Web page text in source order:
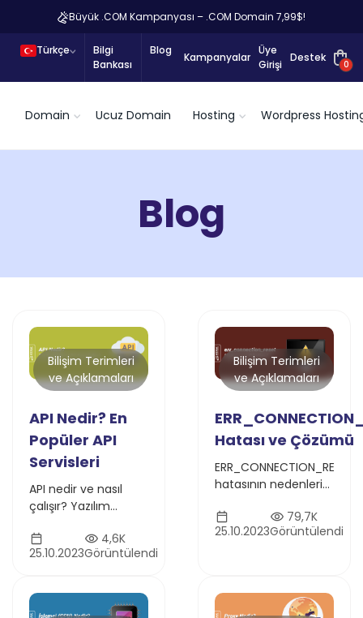
Büyük .COM Kampanyası – .COM Domain 7,99$!
Türkçe
Bilgi
Bankası
Blog
Kampanyalar
Üye
Girişi
Destek
0
Domain Ucuz Domain Hosting Wordpress
Blog
Bilişim Terimleri
ve Açıklamaları
API Nedir? En
Popüler API
Servisleri
API nedir ve nasıl
çalışır? Yazılım
kavramını detaylı
şekilde öğrenin ve
işlevselliğine göz atın
25.10.2023
4,6K
Görüntülendi
Bilişim Terimleri
ve Açıklamaları
Hatası ve Çözümü
ERR_CONNECTION_RESET
hatasının nedenleri
hakkında kapsamlı
rehber. Bu hata
öğrenin.
25.10.2023
79,7K
Görüntülendi